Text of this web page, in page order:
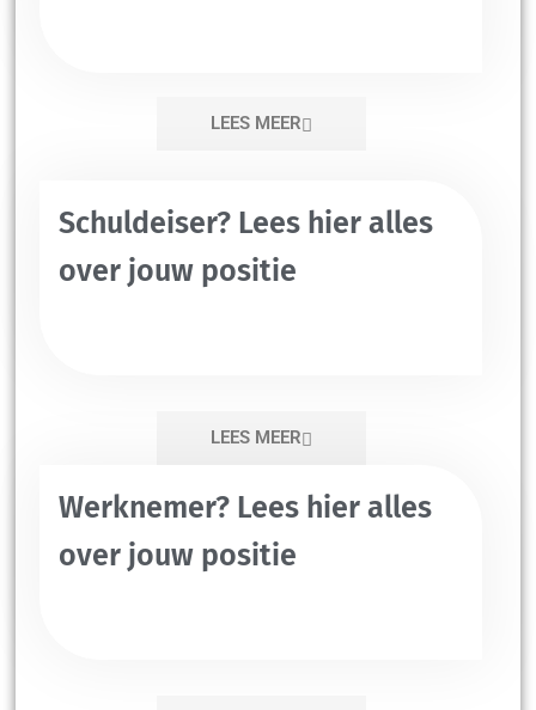
LEES MEER
Schuldeiser? Lees hier alles
over jouw positie
LEES MEER
Werknemer? Lees hier alles
over jouw positie